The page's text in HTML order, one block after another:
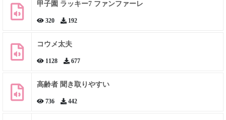
甲子園 ラッキー7 ファンファーレ
320 192
コウメ太夫
1128 677
高齢者 聞き取りやすい
736 442